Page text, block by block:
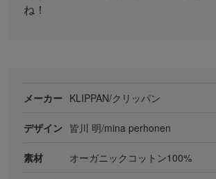
ね！
メーカー KLIPPAN/クリッパン
デザイン 皆川 明/mina perhonen
素材 オーガニックコットン100%